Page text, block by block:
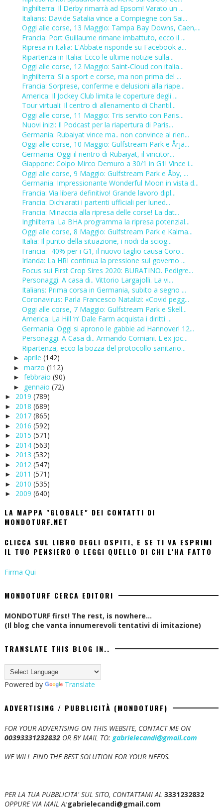
Inghilterra: Il Derby rimarrà ad Epsom! Varato un ...
Italians: Davide Satalia vince a Compiegne con Sai...
Oggi alle corse, 13 Maggio: Tampa Bay Downs, Caen,...
Francia: Port Guillaume rimane imbattuto, ecco il ...
Ripresa in Italia: L'Abbate risponde su Facebook a...
Ripartenza in Italia: Ecco le ultime notizie sulla...
Oggi alle corse, 12 Maggio: Saint-Cloud con italia...
Inghilterra: Si a sport e corse, ma non prima del ...
Francia: Sorprese, conferme e delusioni alla riape...
America: Il Jockey Club limita le coperture degli ...
Tour virtuali: Il centro di allenamento di Chantil...
Oggi alle corse, 11 Maggio: Tris servito con Paris...
Nuovi inizi: Il Podcast per la riapertura di Paris...
Germania: Rubaiyat vince ma.. non convince al rien...
Oggi alle corse, 10 Maggio: Gulfstream Park e Årjä...
Germania: Oggi il rientro di Rubaiyat, il vincitor...
Giappone: Colpo Mirco Demuro a 30/1 in G1! Vince i...
Oggi alle corse, 9 Maggio: Gulfstream Park e Åby, ...
Germania: Impressionante Wonderful Moon in vista d...
Francia: Via libera definitivo! Grande lavoro dipl...
Francia: Dichiarati i partenti ufficiali per luned...
Francia: Minaccia alla ripresa delle corse! La dat...
Inghilterra: La BHA programma la ripresa potenzial...
Oggi alle corse, 8 Maggio: Gulfstream Park e Kalma...
Italia: Il punto della situazione, i nodi da sciog...
Francia: -40% per i G1, il nuovo taglio causa Coro...
Irlanda: La HRI continua la pressione sul governo ...
Focus sui First Crop Sires 2020: BURATINO. Pedigre...
Personaggi: A casa di.. Vittorio Largajolli. La vi...
Italians: Prima corsa in Germania, subito a segno ...
Coronavirus: Parla Francesco Natalizi: «Covid pegg...
Oggi alle corse, 7 Maggio: Gulfstream Park e Skell...
America: La Hill ‘n’ Dale Farm acquista i diritti ...
Germania: Oggi si aprono le gabbie ad Hannover! 12...
Personaggi: A Casa di.. Armando Corniani. L'ex joc...
Ripartenza, ecco la bozza del protocollo sanitario...
► aprile (142)
► marzo (112)
► febbraio (90)
► gennaio (72)
► 2019 (789)
► 2018 (689)
► 2017 (865)
► 2016 (592)
► 2015 (571)
► 2014 (563)
► 2013 (532)
► 2012 (547)
► 2011 (571)
► 2010 (535)
► 2009 (640)
LA MAPPA "GLOBALE" DEI CONTATTI DI
MONDOTURF.NET
CLICCA SUL LIBRO DEGLI OSPITI, E SE TI VA ESPRIMI
IL TUO PENSIERO O LEGGI QUELLO DI CHI L'HA FATTO
Firma Qui
MONDOTURF CERCA EDITORI
MONDOTURF first! The rest, is nowhere...
(Il blog che vanta innumerevoli tentativi di imitazione)
TRANSLATE THIS BLOG IN..
Powered by Translate
ADVERTISING / PUBBLICITÀ (MONDOTURF)
FOR YOUR ADVERTISING ON THIS WEBSITE, CONTACT ME ON
00393331232832OR BY MAIL TO:gabrielecandi@gmail.com
WE WILL FIND THE BEST SOLUTION FOR YOUR NEEDS.
PER LA TUA PUBBLICITA' SUL SITO, CONTATTAMI AL 3331232832
OPPURE VIA MAIL A:gabrielecandi@gmail.com